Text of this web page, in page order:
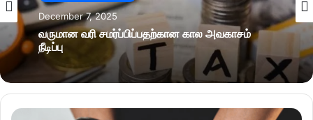
December 7, 2025
வருமான வரி சமர்ப்பிப்பதற்கான கால அவகாசம்
நீடிப்பு